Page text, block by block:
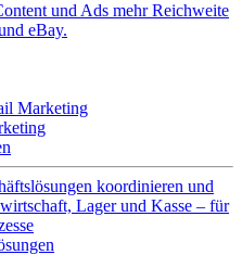
und Ads mehr Reichweite
eBay.
Marketing
koordinieren und
Lager und Kasse – für